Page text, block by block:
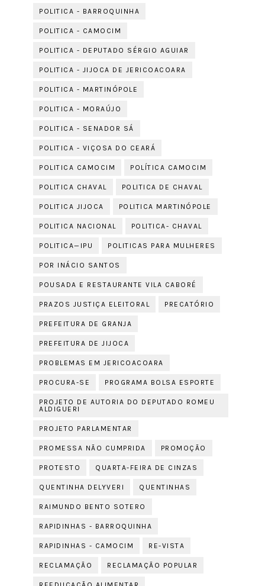
POLITICA - BARROQUINHA
POLITICA - CAMOCIM
POLITICA - DEPUTADO SÉRGIO AGUIAR
POLITICA - JIJOCA DE JERICOACOARA
POLITICA - MARTINÓPOLE
POLITICA - MORAÚJO
POLITICA - SENADOR SÁ
POLITICA - VIÇOSA DO CEARÁ
POLITICA CAMOCIM POLÍTICA CAMOCIM
POLITICA CHAVAL POLITICA DE CHAVAL
POLITICA JIJOCA POLITICA MARTINÓPOLE
POLITICA NACIONAL POLITICA- CHAVAL
POLITICA—IPU POLITICAS PARA MULHERES
POR INÁCIO SANTOS
POUSADA E RESTAURANTE VILA CABORÉ
PRAZOS JUSTIÇA ELEITORAL PRECATÓRIO
PREFEITURA DE GRANJA
PREFEITURA DE JIJOCA
PROBLEMAS EM JERICOACOARA
PROCURA-SE PROGRAMA BOLSA ESPORTE
PROJETO DE AUTORIA DO DEPUTADO ROMEU
ALDIGUERI
PROJETO PARLAMENTAR
PROMESSA NÃO CUMPRIDA PROMOÇÃO
PROTESTO QUARTA-FEIRA DE CINZAS
QUENTINHA DELYVERI QUENTINHAS
RAIMUNDO BENTO SOTERO
RAPIDINHAS - BARROQUINHA
RAPIDINHAS - CAMOCIM RE-VISTA
RECLAMAÇÃO RECLAMAÇÃO POPULAR